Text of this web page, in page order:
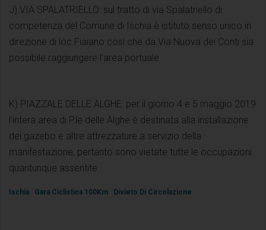
J) VIA SPALATRIELLO: sul tratto di via Spalatriello di
competenza del Comune di Ischia è istituto senso unico in
direzione di loc Fiaiano così che da Via Nuova dei Conti sia
possibile raggiungere l’area portuale.
K) PIAZZALE DELLE ALGHE: per il giorno 4 e 5 maggio 2019
l'intera area di P.le delle Alghe è destinata alla installazione
dei gazebo e altre attrezzature a servizio della
manifestazione, pertanto sono vietate tutte le occupazioni
quantunque assentite.
Ischia Gara Ciclistica 100Km Divieto Di Circolazione